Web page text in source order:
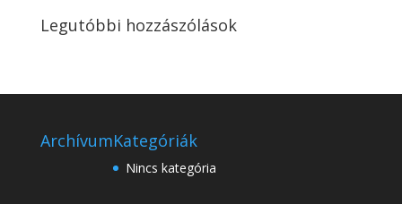
Legutóbbi hozzászólások
ArchívumKategóriák
Nincs kategória